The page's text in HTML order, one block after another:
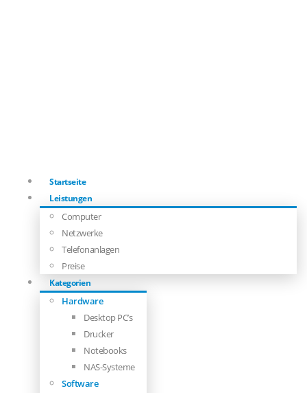
Startseite
Leistungen
Computer
Netzwerke
Telefonanlagen
Preise
Kategorien
Hardware
Desktop PC’s
Drucker
Notebooks
NAS-Systeme
Software